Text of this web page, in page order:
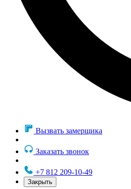
Вызвать замерщика
Заказать звонок
+7 812 209-10-49
Закрыть